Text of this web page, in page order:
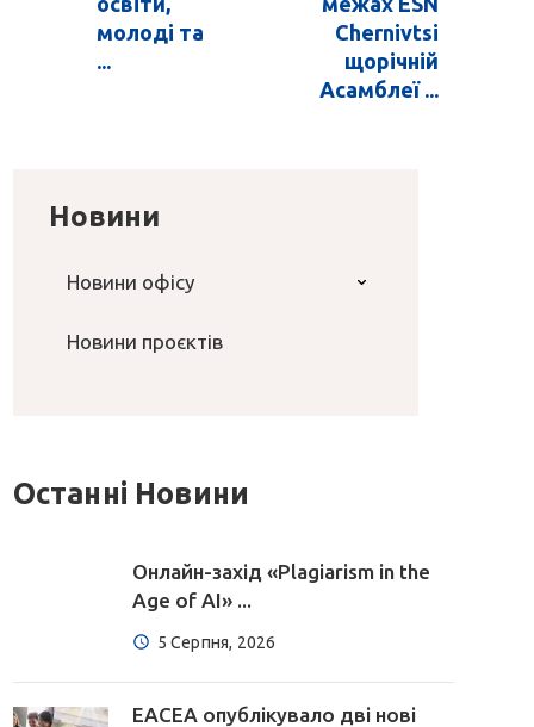
молоді та
...
Chernivtsi
щорічній
Асамблеї ...
Новини
Новини офісу
Новини проєктів
Останні Новини
Онлайн-захід «Plagiarism in the
Age of AI» ...
5 Серпня, 2026
EACEA опублікувало дві нові